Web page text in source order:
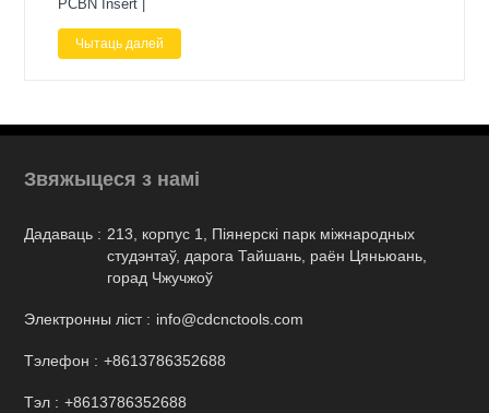
PCBN Insert |
Чытаць далей
Звяжыцеся з намі
Дадаваць : 213, корпус 1, Піянерскі парк міжнародных
студэнтаў, дарога Тайшань, раён Цяньюань,
горад Чжучжоў
Электронны ліст : info@cdcnctools.com
Тэлефон : +8613786352688
Тэл : +8613786352688